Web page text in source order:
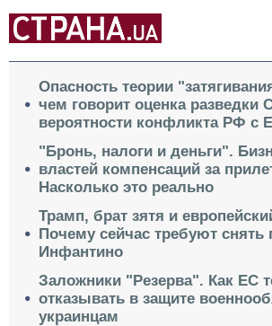
Опасность теории
чем говорит оценка разведки
вероятности конфликта РФ с
"Бронь, налоги и деньги".
властей компенсаций за
Насколько это реально
Трамп, брат зятя и
Почему сейчас требуют
Инфантино
Заложники "Резерва". Как ЕС
отказывать в защите
украинцам